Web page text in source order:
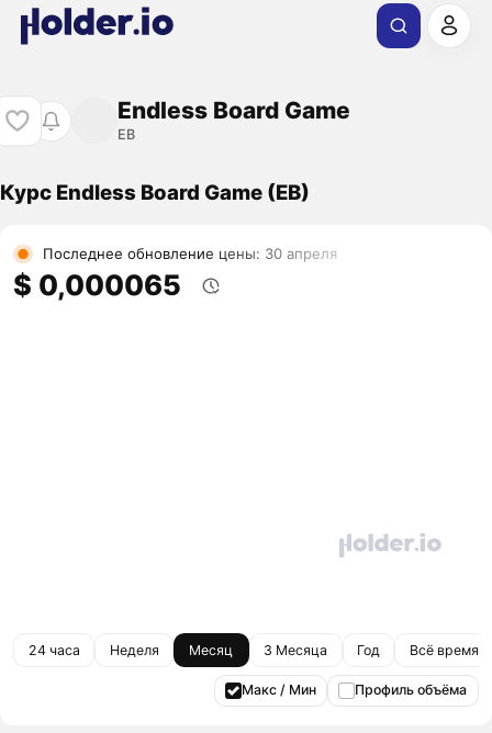
Endless Board Game
EB
Курс Endless Board Game (EB)
Последнее обновление цены: 30 апреля
$ 0,000065
24 часа Неделя Месяц 3 Месяца Год Всё время
Макс / Мин Профиль объёма